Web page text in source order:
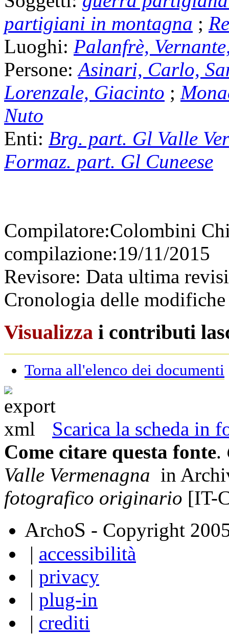
partigiani in montagna ;
Luoghi: Palanfrè,
Persone: Asinari, Carlo,
Lorenzale, Giacinto ;
Nuto
Enti: Brg. part. Gl Valle
Formaz. part. Gl Cuneese
Compilatore:Colombini
compilazione:19/11/2015
Revisore: Data ultima
Cronologia delle
Visualizza i contributi
Torna all'elenco dei documenti
Scarica la scheda in
Come citare questa fonte.
Valle Vermenagna in
fotografico originario [IT-
ArchoS - Copyright
| accessibilità
| privacy
| plug-in
| crediti